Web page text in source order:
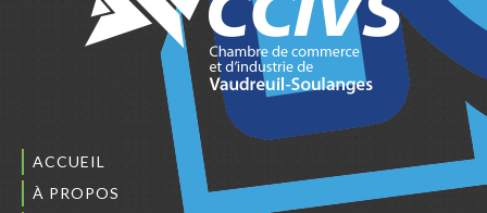
ACCUEIL
À PROPOS